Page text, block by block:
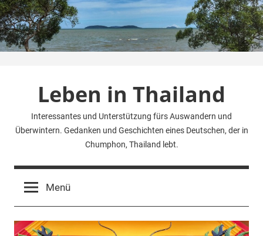
Zum
Inhalt
springen
Leben in Thailand
Interessantes und Unterstützung fürs Auswandern und
Überwintern. Gedanken und Geschichten eines Deutschen, der in
Chumphon, Thailand lebt.
Menü